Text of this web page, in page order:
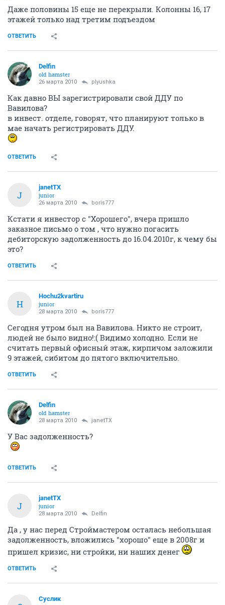
Даже половины 15 еще не перекрыли. Колонны 16, 17
этажей только над третим подъездом
ОТВЕТИТЬ
Delfin
old hamster
26 марта 2010 plyushka
Как давно ВЫ зарегистрировали свой ДДУ по
Вавилова?
в инвест. отделе, говорят, что планируют только в
мае начать регистрировать ДДУ.
ОТВЕТИТЬ
J
janetTX
junior
26 марта 2010 boris777
Кстати я инвестор с "Хорошего", вчера пришло
заказное письмо о том , что нужно погасить
дебиторскую задолженность до 16.04.2010г, к чему бы
это?
ОТВЕТИТЬ
H
Hochu2kvartiru
junior
28 марта 2010 boris777
Сегодня утром был на Вавилова. Никто не строит,
людей не было видно!:( Видимо холодно. Если не
считать первый офисный этаж, кирпичом заложили
9 этажей, сибитом до пятого включительно.
ОТВЕТИТЬ
Delfin
old hamster
28 марта 2010 janetTX
У Вас задолженность?
ОТВЕТИТЬ
J
janetTX
junior
28 марта 2010 Delfin
Да , у нас перед Строймастером осталась небольшая
задолженность, вложились "хорошо" еще в 2008г и
пришел кризис, ни стройки, ни наших денег
ОТВЕТИТЬ
Суслик